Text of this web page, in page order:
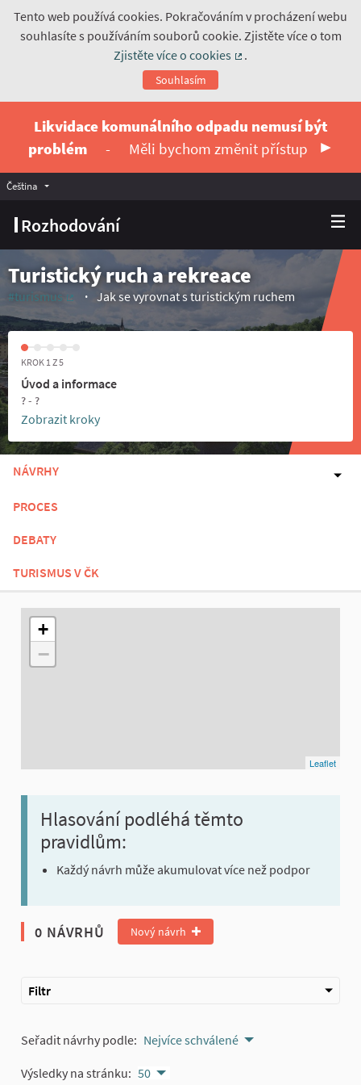
Tento web používá cookies. Pokračováním v procházení webu
souhlasíte s používáním souborů cookie. Zjistěte více o tom
Zjistěte více o cookies
.
Souhlasím
Likvidace komunálního odpadu nemusí být
problém
- Měli bychom změnit přístup
Rozhodování
Čeština Vyberte jazyk
Turistický ruch a rekreace
#turismus
Jak se vyrovnat s turistickým ruchem
KROK 1 Z 5
Úvod a informace
? - ?
Zobrazit kroky
NÁVRHY
PROCES
DEBATY
TURISMUS V ČK
Následující prvek je mapa, která prezentuje položky na této
+
−
Leaflet
Hlasování podléhá těmto
pravidlům:
Každý návrh může akumulovat více než podpor
0 NÁVRHŮ Nový návrh
Filtr
Seřadit návrhy podle: Nejvíce schválené
Výsledky na stránku: 50